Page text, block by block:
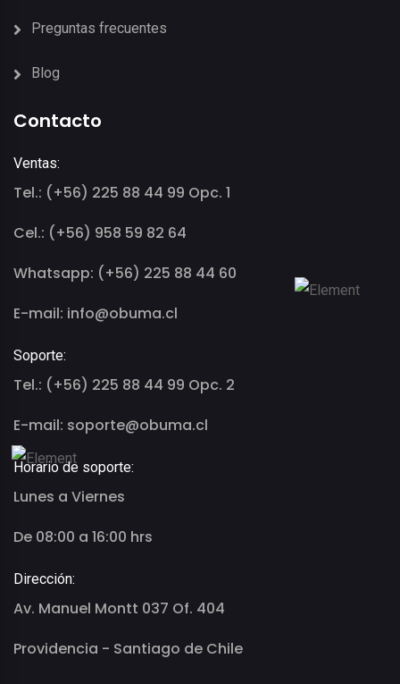
Preguntas frecuentes
Blog
Contacto
Ventas:
Tel.: (+56) 225 88 44 99 Opc. 1
Cel.: (+56) 958 59 82 64
Whatsapp: (+56) 225 88 44 60
E-mail: info@obuma.cl
Soporte:
Tel.: (+56) 225 88 44 99 Opc. 2
E-mail: soporte@obuma.cl
Horario de soporte:
Lunes a Viernes
De 08:00 a 16:00 hrs
Dirección:
Av. Manuel Montt 037 Of. 404
Providencia - Santiago de Chile